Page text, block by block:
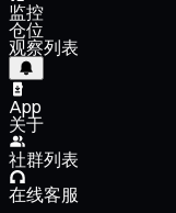
监控
仓位
观察列表
App
关于
社群列表
在线客服